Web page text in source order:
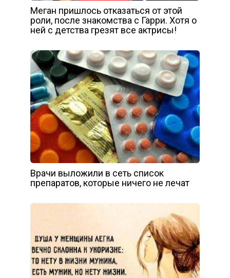
Меган пришлось отказаться от этой
роли, после знакомства с Гарри. Хотя о
ней с детства грезят все актрисы!
Врачи выложили в сеть список
препаратов, которые ничего не лечат